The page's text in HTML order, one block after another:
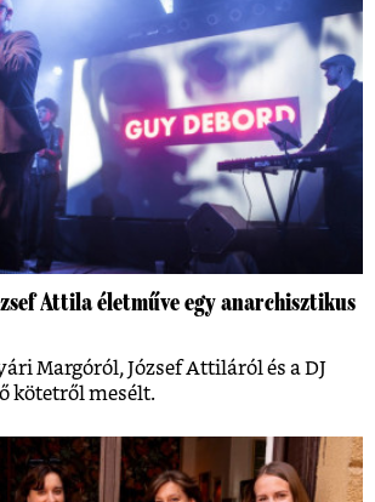
Attila életműve egy anarchisztikus
Margóról, József Attiláról és a DJ
kötetről mesélt.